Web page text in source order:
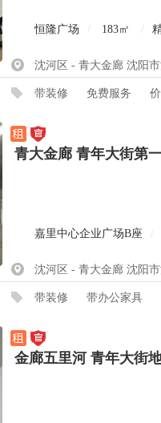
恒隆广场 / 183㎡ /
沈河区 - 青大金廊 沈阳
带装修 免费服务
青大金廊 青年大街第
嘉里中心企业广场B座 /
沈河区 - 青大金廊 沈阳
带装修 带办公家具
金廊五里河 青年大街